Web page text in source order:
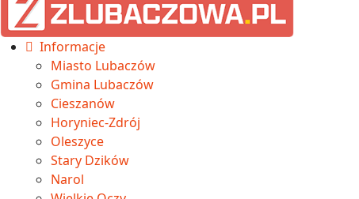
Informacje
Miasto Lubaczów
Gmina Lubaczów
Cieszanów
Horyniec-Zdrój
Oleszyce
Stary Dzików
Narol